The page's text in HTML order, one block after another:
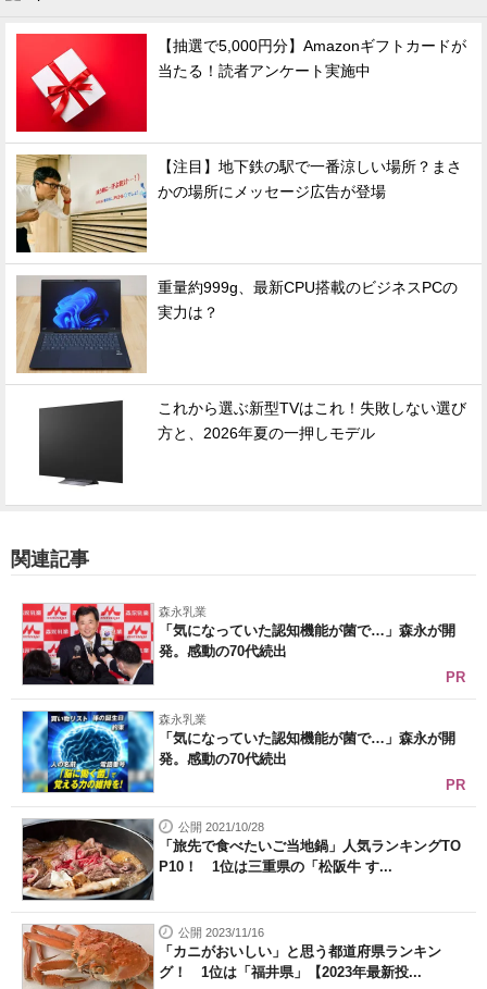
【抽選で5,000円分】Amazonギフトカードが
当たる！読者アンケート実施中
【注目】地下鉄の駅で一番涼しい場所？まさ
かの場所にメッセージ広告が登場
重量約999g、最新CPU搭載のビジネスPCの
実力は？
これから選ぶ新型TVはこれ！失敗しない選び
方と、2026年夏の一押しモデル
関連記事
森永乳業
「気になっていた認知機能が菌で…」森永が開
発。感動の70代続出
PR
森永乳業
「気になっていた認知機能が菌で…」森永が開
発。感動の70代続出
PR
公開 2021/10/28
「旅先で食べたいご当地鍋」人気ランキングTO
P10！ 1位は三重県の「松阪牛 す...
公開 2023/11/16
「カニがおいしい」と思う都道府県ランキン
グ！ 1位は「福井県」【2023年最新投...